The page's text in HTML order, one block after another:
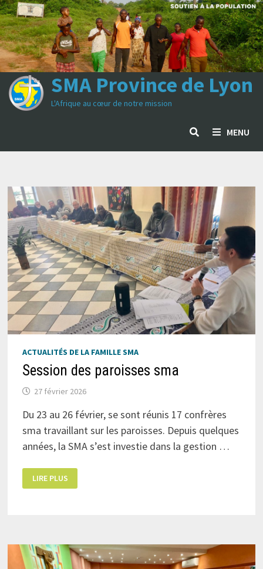
Passer
au
contenu
SMA Province de Lyon
L'Afrique au cœur de notre mission
MENU
ACTUALITÉS DE LA FAMILLE SMA
Session des paroisses sma
27 février 2026
Du 23 au 26 février, se sont réunis 17 confrères
sma travaillant sur les paroisses. Depuis quelques
années, la SMA s’est investie dans la gestion …
SESSION
DES
PAROISSES
LIRE PLUS